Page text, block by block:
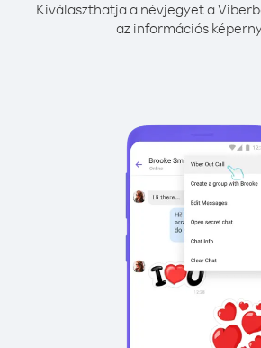
Kiválaszthatja a névjegyet a
az információs